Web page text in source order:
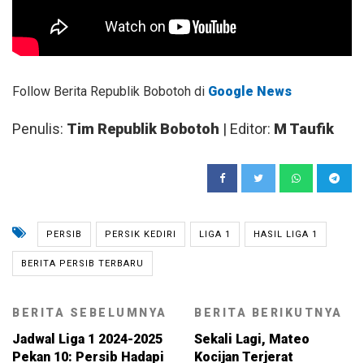
Follow Berita Republik Bobotoh di Google News
Penulis: Tim Republik Bobotoh | Editor: M Taufik
PERSIB PERSIK KEDIRI LIGA 1 HASIL LIGA 1
BERITA PERSIB TERBARU
BERITA SEBELUMNYA
Jadwal Liga 1 2024-2025
Pekan 10: Persib Hadapi
BERITA BERIKUTNYA
Sekali Lagi, Mateo
Kocijan Terjerat